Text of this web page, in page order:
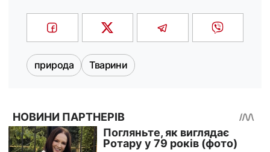
природа Тварини